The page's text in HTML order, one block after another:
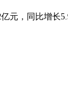
元，同比增长